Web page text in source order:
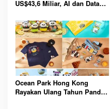
US$43,6 Miliar, AI dan Data
Ekonomi Baru Nasional
Ocean Park Hong Kong
Rayakan Ulang Tahun Panda,